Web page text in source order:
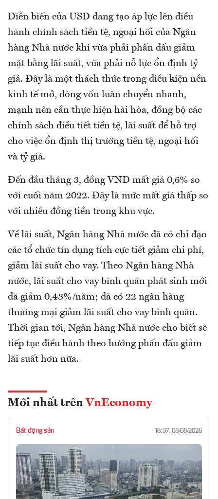
Diễn biến của USD đang tạo áp lực lên điều
hành chính sách tiền tệ, ngoại hối của Ngân
hàng Nhà nước khi vừa phải phấn đấu giảm
mặt bằng lãi suất, vừa phải nỗ lực ổn định tỷ
giá. Đây là một thách thức trong điều kiện nền
kinh tế mở, dòng vốn luân chuyển nhanh,
mạnh nên cần thực hiện hài hòa, đồng bộ các
chính sách điều tiết tiền tệ, lãi suất để hỗ trợ
cho việc ổn định thị trường tiền tệ, ngoại hối
và tỷ giá.
Đến đầu tháng 3, đồng VND mất giá 0,6% so
với cuối năm 2022. Đây là mức mất giá thấp so
với nhiều đồng tiền trong khu vực.
Về lãi suất, Ngân hàng Nhà nước đã có chỉ đạo
các tổ chức tín dụng tích cực tiết giảm chi phí,
giảm lãi suất cho vay. Theo Ngân hàng Nhà
nước, lãi suất cho vay bình quân phát sinh mới
đã giảm 0,43%/năm; đã có 22 ngân hàng
thương mại giảm lãi suất cho vay bình quân.
Thời gian tới, Ngân hàng Nhà nước cho biết sẽ
tiếp tục điều hành theo hướng phấn đấu giảm
lãi suất hơn nữa.
Mới nhất trên VnEconomy
Bất động sản 18:37, 08/08/2026